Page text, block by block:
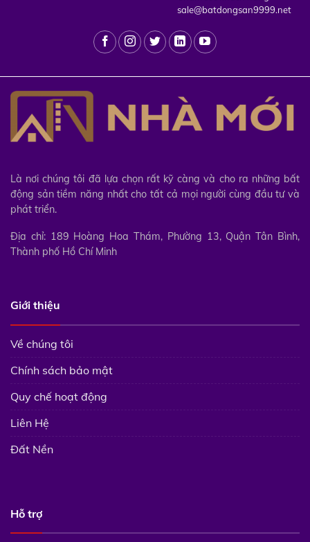
sale@batdongsan9999.net
Là nơi chúng tôi đã lựa chọn rất kỹ càng và cho ra những bất
động sản tiềm năng nhất cho tất cả mọi người cùng đầu tư và
phát triển.
Địa chỉ: 189 Hoàng Hoa Thám, Phường 13, Quận Tân Bình,
Thành phố Hồ Chí Minh
Giới thiệu
Về chúng tôi
Chính sách bảo mật
Quy chế hoạt động
Liên Hệ
Đất Nền
Hỗ trợ